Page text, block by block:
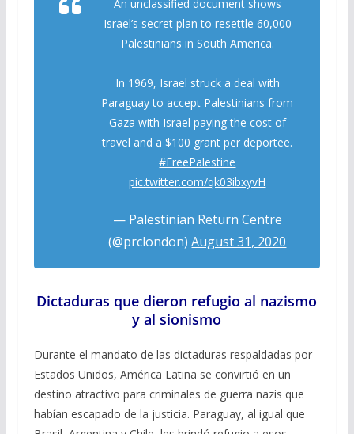
An unclassified document shows
Israel’s secret plan to resettle 60,000
Palestinians in South America.
In 1969, Israel struck a deal with
Paraguay to accept Palestinians from
Gaza with Israel paying the cost of
travel and a $100 grant per deportee.
#FreePalestine
pic.twitter.com/qk03ibxyvH
— Palestinian Return Centre
(@prclondon)August 31, 2020
Dictaduras que dieron refugio al nazismo
y al sionismo
Durante el mandato de las dictaduras respaldadas por
Estados Unidos, América Latina se convirtió en un
destino atractivo para criminales de guerra nazis que
habían escapado de la justicia. Paraguay, al igual que